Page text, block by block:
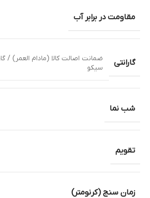
مقاومت در برابر آب
گارانتی
ضمانت اصالت کالا (مادام العمر) /
سیکو
شب نما
تقویم
زمان سنج (کرنومتر)